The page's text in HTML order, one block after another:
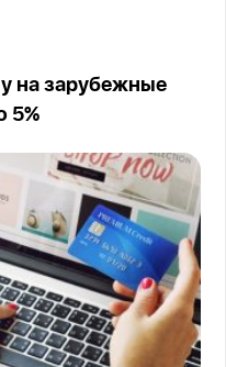
на зарубежные
5%